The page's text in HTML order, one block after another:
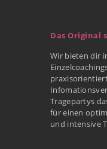
Das Original
Wir bieten dir
Tragepartys
für einen
und intensive